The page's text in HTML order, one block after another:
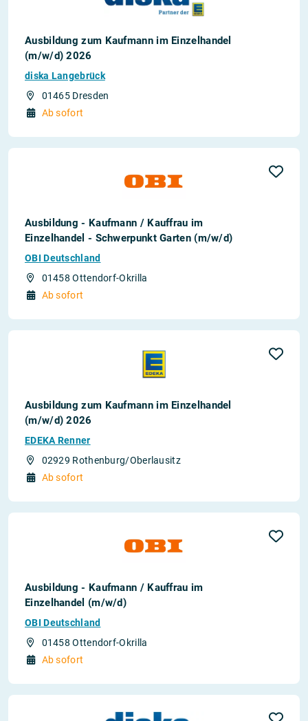
Ausbildung zum Kaufmann im Einzelhandel
(m/w/d) 2026
diska Langebrück
01465 Dresden
Ab sofort
Ausbildung - Kaufmann / Kauffrau im
Einzelhandel - Schwerpunkt Garten (m/w/d)
OBI Deutschland
01458 Ottendorf-Okrilla
Ab sofort
Ausbildung zum Kaufmann im Einzelhandel
(m/w/d) 2026
EDEKA Renner
02929 Rothenburg/Oberlausitz
Ab sofort
Ausbildung - Kaufmann / Kauffrau im
Einzelhandel (m/w/d)
OBI Deutschland
01458 Ottendorf-Okrilla
Ab sofort